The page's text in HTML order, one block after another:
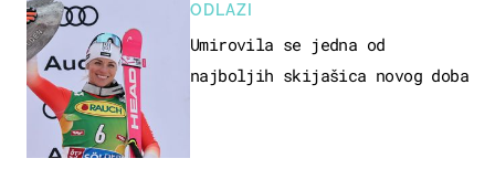
ODLAZI
Umirovila se jedna od
najboljih skijašica novog doba